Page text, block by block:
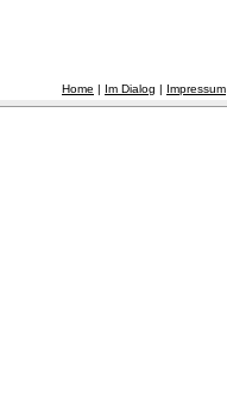
Home | Im Dialog | Impressum